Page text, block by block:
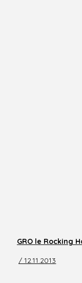
GRO le Rocking
/ 12.11.2013